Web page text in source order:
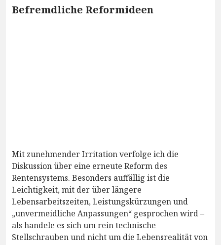
Befremdliche Reformideen
Mit zunehmender Irritation verfolge ich die
Diskussion über eine erneute Reform des
Rentensystems. Besonders auffällig ist die
Leichtigkeit, mit der über längere
Lebensarbeitszeiten, Leistungskürzungen und
„unvermeidliche Anpassungen“ gesprochen wird –
als handele es sich um rein technische
Stellschrauben und nicht um die Lebensrealität von